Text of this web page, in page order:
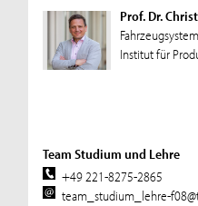
Prof. Dr.
Institut für
Team Studium und Lehre
+49 221-8275-2865
team_studium_lehre-